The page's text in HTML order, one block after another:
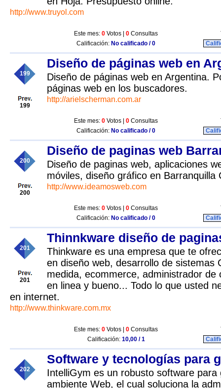
http://www.truyol.com
Este mes: 0 Votos | 0 Consultas
Calificación: No calificado / 0
199
199
Diseño de páginas web en
Diseño de páginas web en Argentina.
páginas web en los buscadores.
http://arielscherman.com.ar
Este mes: 0 Votos | 0 Consultas
Calificación: No calificado / 0
200
200
Diseño de paginas web
Diseño de paginas web, aplicaciones
móviles, diseño gráfico en Barranquilla
http://www.ideamosweb.com
Este mes: 0 Votos | 0 Consultas
Calificación: No calificado / 0
201
201
Thinnkware diseño de
Thinkware es una empresa que te
en diseño web, desarrollo de sistemas
medida, ecommerce, administrador de
en linea y bueno... Todo lo que usted
en internet.
http://www.thinkware.com.mx
Este mes: 0 Votos | 0 Consultas
Calificación: 10,00 / 1
202
Software y tecnologías para
IntelliGym es un robusto software para
ambiente Web, el cual soluciona la